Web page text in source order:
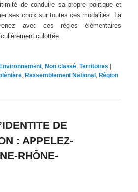
de conduire sa propre politique et
ses choix sur toutes ces modalités. La
avec ces règles élémentaires
culottée.
Environnement, Non classé,Territoires
, Rassemblement National , Région
DE
: APPELEZ-
RHÔNE-